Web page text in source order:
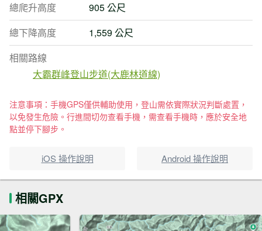
總爬升高度
905 公尺
總下降高度
1,559 公尺
相關路線
大霸群峰登山步道(大鹿林道線)
注意事項：手機GPS僅供輔助使用，登山需依實際狀況判斷處置，
以免發生危險。行進間切勿查看手機，需查看手機時，應於安全地
點並停下腳步。
iOS 操作說明 Android 操作說明
相關GPX